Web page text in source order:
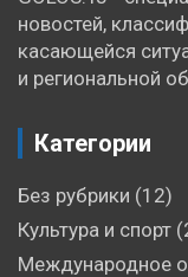
новостей,
касающейся
и региональной
Категории
Без рубрики (12)
Культура и спорт
Международное